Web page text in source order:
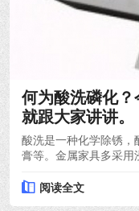
何为酸洗磷化
就跟大家讲讲。
酸洗是一种化学除锈，
膏等。金属家具多采用
阅读全文